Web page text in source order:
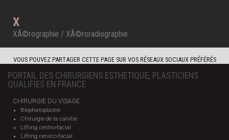
X
XÃ©rographie / XÃ©roradiographie
VOUS POUVEZ PARTAGER CETTE PAGE SUR VOS RÉSEAUX SOCIAUX PRÉFÉRÉS
PORTAIL DES CHIRURGIENS ESTHETIQUE, PLASTICIENS
QUALIFIES EN FRANCE
CHIRURGIE DU VISAGE
Blepharoplastie
Chirurgie de la calvitie
Lifting centro-facial
Lifting cervico-facial